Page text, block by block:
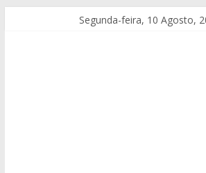
Segunda-feira, 10 Agosto,